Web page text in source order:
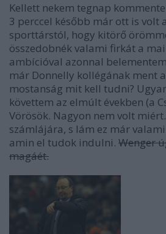
Kellett nekem tegnap
3 perccel később már ott is volt
sporttárstól, hogy kitörő
összedobnék valami firkát a mai
ambícióval azonnal
már Donnelly kollégának ment
mostanság mit kell tudni?
követtem az elmúlt években (a
Vörösök. Nagyon nem volt
számlájára, s lám ez már
amin el tudok indulni. Wenger
magáét.